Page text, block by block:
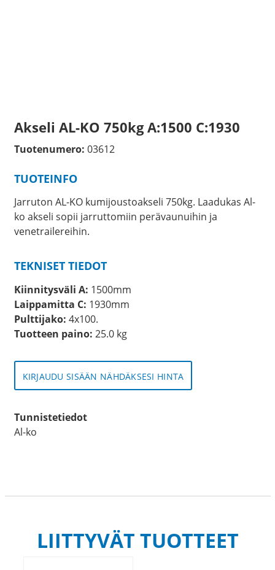
Akseli AL-KO 750kg A:1500 C:1930
Tuotenumero: 03612
TUOTEINFO
Jarruton AL-KO kumijoustoakseli 750kg. Laadukas Al-
ko akseli sopii jarruttomiin perävaunuihin ja
venetrailereihin.
TEKNISET TIEDOT
Kiinnitysväli A: 1500mm
Laippamitta C: 1930mm
Pulttijako: 4x100.
Tuotteen paino: 25.0 kg
KIRJAUDU SISÄÄN NÄHDÄKSESI HINTA
Tunnistetiedot
Al-ko
LIITTYVÄT TUOTTEET